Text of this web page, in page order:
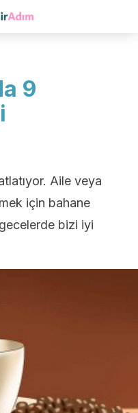
9
Aile veya
için bahane
bizi iyi